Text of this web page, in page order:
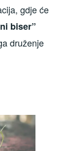
gdje će
biser”
druženje